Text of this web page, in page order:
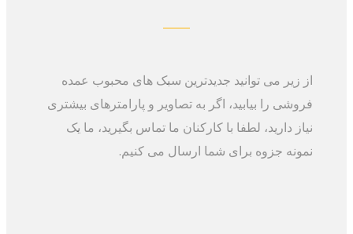
از زیر می توانید جدیدترین سبک های محبوب عمده
فروشی را بیابید، اگر به تصاویر و پارامترهای بیشتری
نیاز دارید، لطفا با کارکنان ما تماس بگیرید، ما یک
نمونه جزوه برای شما ارسال می کنیم.